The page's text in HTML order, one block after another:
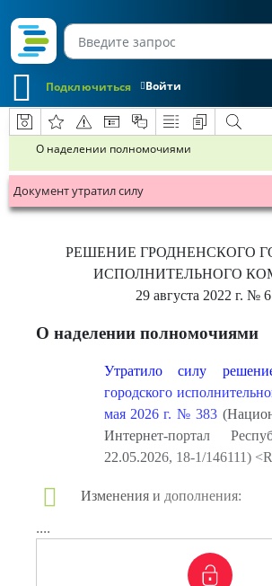
Войти
Подключиться
О наделении полномочиями
Документ утратил силу
РЕШЕНИЕ ГРОДНЕНСКОГО
ИСПОЛНИТЕЛЬНОГО
29 августа 2022 г. №
О наделении полномочиями
Утратило силу
городского
мая 2026 г. № 383
Интернет-портал
22.05.2026, 18-1/146111)
Изменения и дополнения:
....